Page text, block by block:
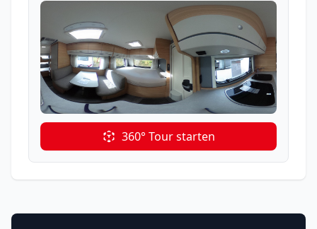
360° Tour starten